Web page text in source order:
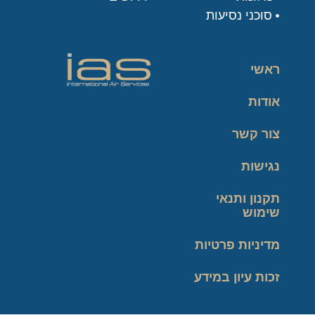
סוכני נסיעות
ראשי
אודות
צור קשר
נגישות
תקנון ותנאי
שימוש
מדיניות פרטיות
זכות עיון במידע